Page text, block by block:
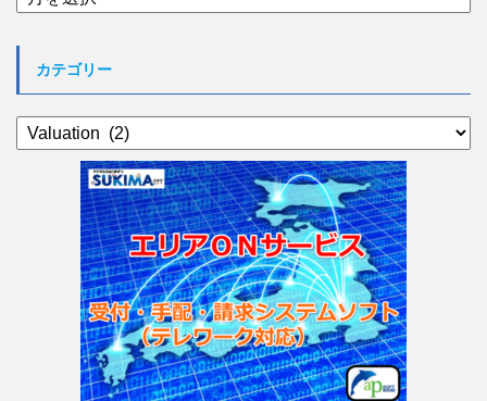
ー
カテゴリー
カ
テ